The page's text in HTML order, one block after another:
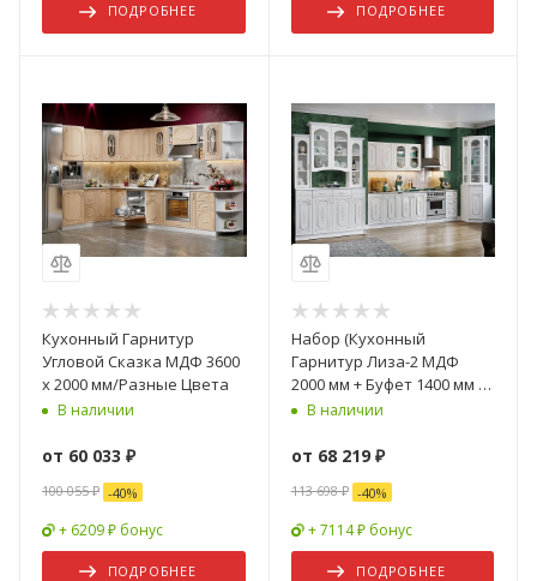
ПОДРОБНЕЕ ПОДРОБНЕЕ
Кухонный Гарнитур
Угловой Сказка МДФ 3600
x 2000 мм/Разные Цвета
В наличии
от 60 033 ₽
100 055 ₽ -40%
+ 6209 ₽ бонус
ПОДРОБНЕЕ
Набор (Кухонный
Гарнитур Лиза-2 МДФ
2000 мм + Буфет 1400 мм +
Буфет 800 мм)/Разные
В наличии
от 68 219 ₽
113 698 ₽ -40%
+ 7114 ₽ бонус
ПОДРОБНЕЕ